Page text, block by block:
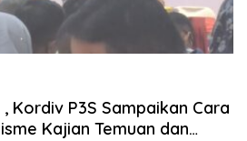
Kordiv P3S Sampaikan Cara
Kajian Temuan dan